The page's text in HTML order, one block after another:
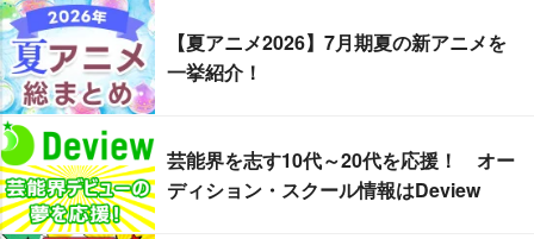
【夏アニメ2026】7月期夏の新アニメを
一挙紹介！
芸能界を志す10代～20代を応援！ オー
ディション・スクール情報はDeview